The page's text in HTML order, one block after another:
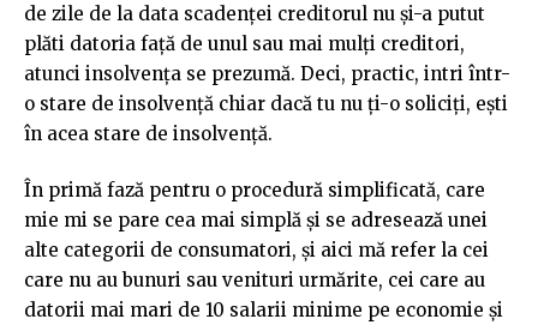
de zile de la data scadenţei creditorul nu şi-a putut
plăti datoria faţă de unul sau mai mulţi creditori,
atunci insolvenţa se prezumă. Deci, practic, intri într-
o stare de insolvenţă chiar dacă tu nu ţi-o soliciţi, eşti
în acea stare de insolvenţă.
În primă fază pentru o procedură simplificată, care
mie mi se pare cea mai simplă şi se adresează unei
alte categorii de consumatori, şi aici mă refer la cei
care nu au bunuri sau venituri urmărite, cei care au
datorii mai mari de 10 salarii minime pe economie şi